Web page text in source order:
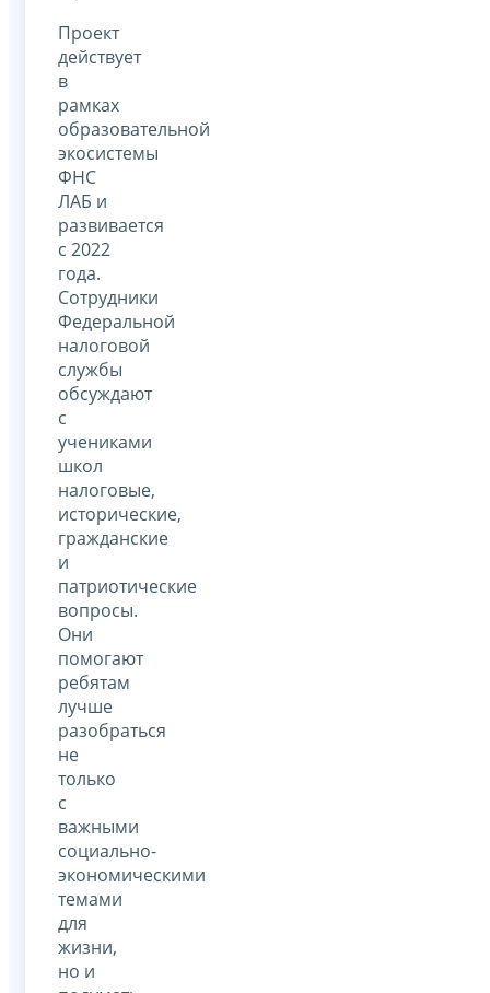
Проект
действует
в
рамках
образовательной
экосистемы
ФНС
ЛАБ и
развивается
с 2022
года.
Сотрудники
Федеральной
налоговой
службы
обсуждают
с
учениками
школ
налоговые,
исторические,
гражданские
и
патриотические
вопросы.
Они
помогают
ребятам
лучше
разобраться
не
только
с
важными
социально-
экономическими
темами
для
жизни,
но и